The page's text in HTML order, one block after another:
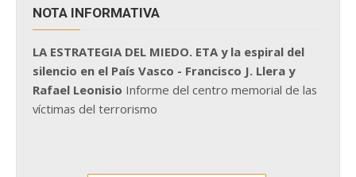
NOTA INFORMATIVA
LA ESTRATEGIA DEL MIEDO. ETA y la espiral del
silencio en el País Vasco - Francisco J. Llera y
Rafael Leonisio Informe del centro memorial de las
víctimas del terrorismo